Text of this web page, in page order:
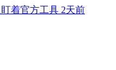
着官方工具 2天前